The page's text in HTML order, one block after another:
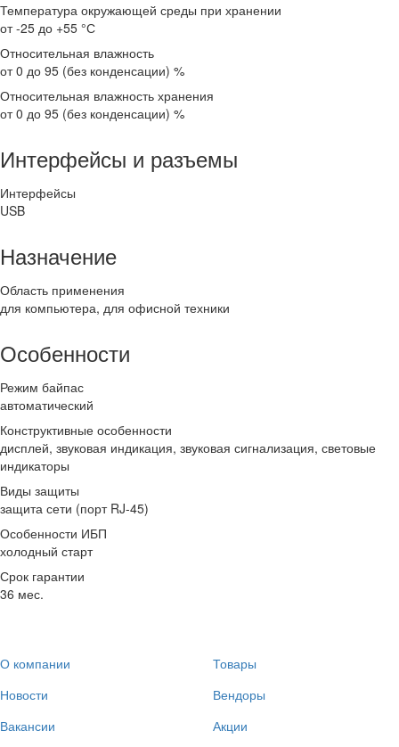
Температура окружающей среды при хранении
от -25 до +55 °С
Относительная влажность
от 0 до 95 (без конденсации) %
Относительная влажность хранения
от 0 до 95 (без конденсации) %
Интерфейсы и разъемы
Интерфейсы
USB
Назначение
Область применения
для компьютера, для офисной техники
Особенности
Режим байпас
автоматический
Конструктивные особенности
дисплей, звуковая индикация, звуковая сигнализация, световые
индикаторы
Виды защиты
защита сети (порт RJ-45)
Особенности ИБП
холодный старт
Срок гарантии
36 мес.
О компании
Новости
Вакансии
Товары
Вендоры
Акции